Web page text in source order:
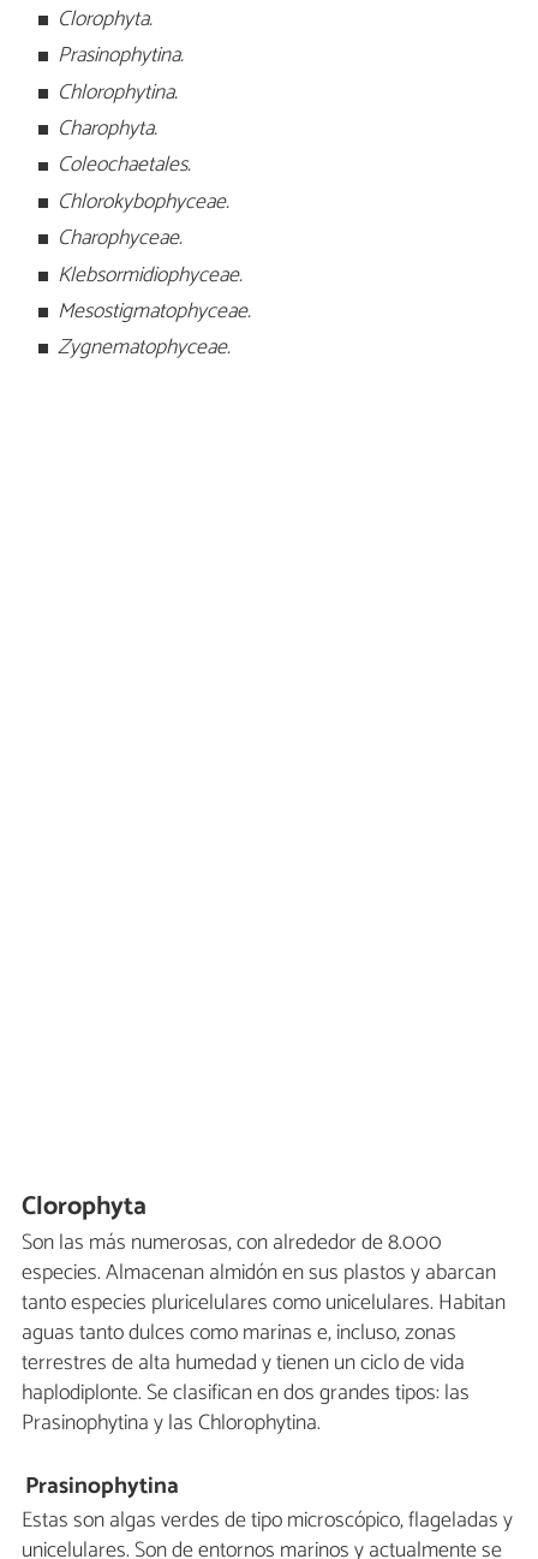
Clorophyta.
Prasinophytina.
Chlorophytina.
Charophyta.
Coleochaetales.
Chlorokybophyceae.
Charophyceae.
Klebsormidiophyceae.
Mesostigmatophyceae.
Zygnematophyceae.
Clorophyta
Son las más numerosas, con alrededor de 8.000
especies. Almacenan almidón en sus plastos y abarcan
tanto especies pluricelulares como unicelulares. Habitan
aguas tanto dulces como marinas e, incluso, zonas
terrestres de alta humedad y tienen un ciclo de vida
haplodiplonte. Se clasifican en dos grandes tipos: las
Prasinophytina y las Chlorophytina.
Prasinophytina
Estas son algas verdes de tipo microscópico, flageladas y
unicelulares. Son de entornos marinos y actualmente se